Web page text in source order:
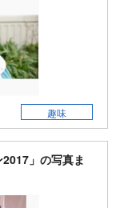
趣味
」の写真ま